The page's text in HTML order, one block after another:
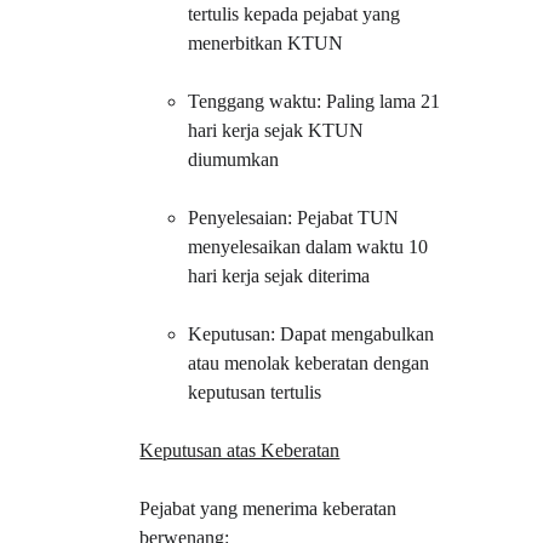
tertulis kepada pejabat yang
menerbitkan KTUN
Tenggang waktu: Paling lama 21
hari kerja sejak KTUN
diumumkan
Penyelesaian: Pejabat TUN
menyelesaikan dalam waktu 10
hari kerja sejak diterima
Keputusan: Dapat mengabulkan
atau menolak keberatan dengan
keputusan tertulis
Keputusan atas Keberatan
Pejabat yang menerima keberatan
berwenang: